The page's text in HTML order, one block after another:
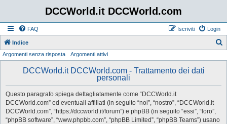
DCCWorld.it DCCWorld.com
FAQ Login
Iscriviti
Indice
Argomenti senza risposta Argomenti attivi
DCCWorld.it DCCWorld.com - Trattamento dei dati
personali
Questo paragrafo spiega dettagliatamente come “DCCWorld.it
DCCWorld.com” ed eventuali affiliati (in seguito “noi”, “nostro”, “DCCWorld.it
DCCWorld.com”, “https://dccworld.it/forum”) e phpBB (in seguito “essi”, “loro”,
“phpBB software”, “www.phpbb.com”, “phpBB Limited”, “phpBB Teams”) usano